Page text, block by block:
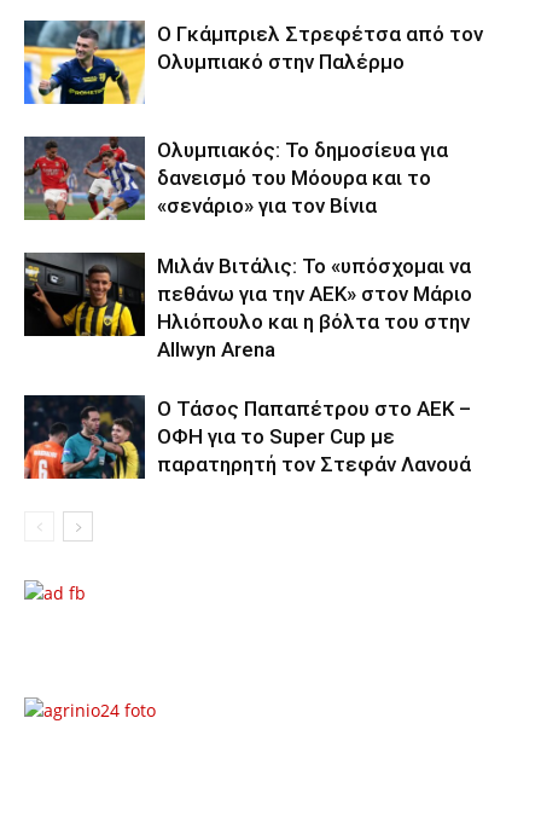
Ο Γκάμπριελ Στρεφέτσα από τον
Ολυμπιακό στην Παλέρμο
Ολυμπιακός: Το δημοσίευα για
δανεισμό του Μόουρα και το
«σενάριο» για τον Βίνια
Μιλάν Βιτάλις: Το «υπόσχομαι να
πεθάνω για την ΑΕΚ» στον Μάριο
Ηλιόπουλο και η βόλτα του στην
Allwyn Arena
Ο Τάσος Παπαπέτρου στο ΑΕΚ –
ΟΦΗ για το Super Cup με
παρατηρητή τον Στεφάν Λανουά